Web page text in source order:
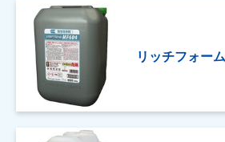
リッチフォー